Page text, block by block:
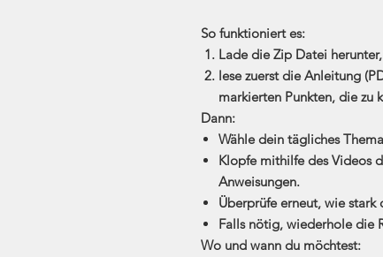
So funktioniert es:
Lade die Zip Datei
lese zuerst die Anleitung
markierten Punkten, die zu
Dann:
Wähle dein tägliches
Klopfe mithilfe des Videos
Anweisungen.
Überprüfe erneut, wie
Falls nötig, wiederhole die
Wo und wann du möchtest: